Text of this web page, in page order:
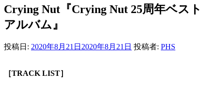
Crying Nut『Crying Nut 25周年ベスト
アルバム』
投稿日: 2020年8月21日 2020年8月21日 投稿者: PHS
［TRACK LIST］